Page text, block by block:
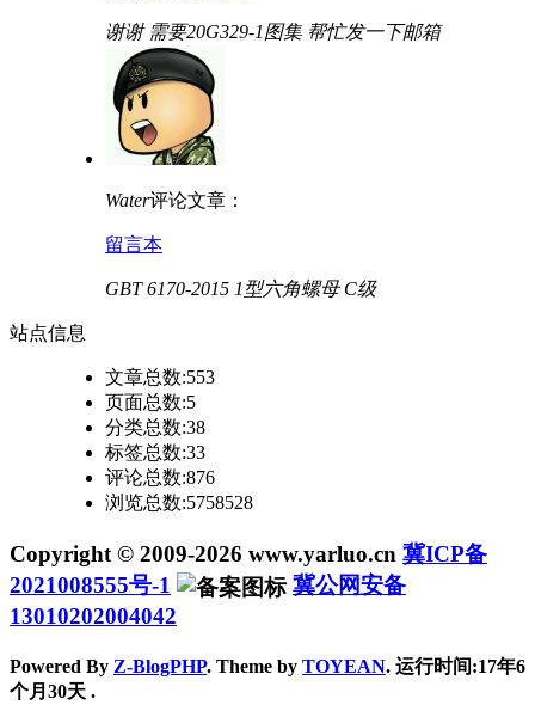
谢谢 需要20G329-1图集 帮忙发一下邮箱
Water评论文章：
留言本
GBT 6170-2015 1型六角螺母 C级
站点信息
文章总数:553
页面总数:5
分类总数:38
标签总数:33
评论总数:876
浏览总数:5758528
Copyright © 2009-2026 www.yarluo.cn 冀ICP备
2021008555号-1
冀公网安备
13010202004042
Powered By Z-BlogPHP. Theme by TOYEAN. 运行时间:17年6
个月30天 .